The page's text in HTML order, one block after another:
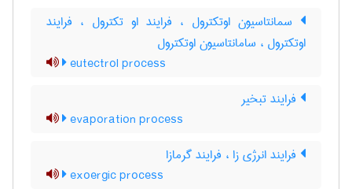
سمانتاسیون اوتکترول ، فرایند او تکترول ، فرایند
اوتکترول ، سامانتاسیون اوتکترول
eutectrol process
فرایند تبخیر
evaporation process
فرایند انرژی زا ، فرایند گرمازا
exoergic process